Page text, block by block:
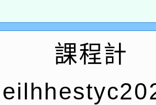
推動專業研習
位素養講師名單
位內容與教學軟
陸委員會函釋公
課程計